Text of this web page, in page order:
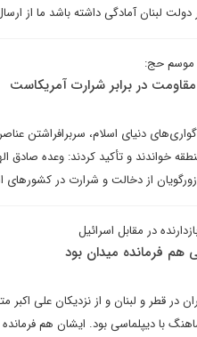
لبنان آمادگی داشته باشد ما از
موسم حج:
در برابر شرارت آمریکاست
دنیای اسلام، سربرافراشتن
خواندند و تأکید کردند: وعده
از دخالت و شرارت در
در مقابل اسرائیل
هم فرمانده میدان بود
در قطر و لبنان و از نزدیکان علی
با دیپلماسی بود. ایشان هم